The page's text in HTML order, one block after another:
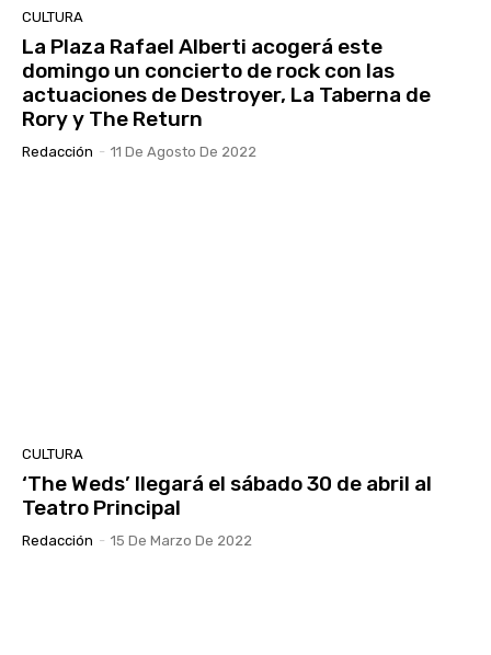
CULTURA
La Plaza Rafael Alberti acogerá este
domingo un concierto de rock con las
actuaciones de Destroyer, La Taberna de
Rory y The Return
Redacción - 11 De Agosto De 2022
CULTURA
‘The Weds’ llegará el sábado 30 de abril al
Teatro Principal
Redacción - 15 De Marzo De 2022